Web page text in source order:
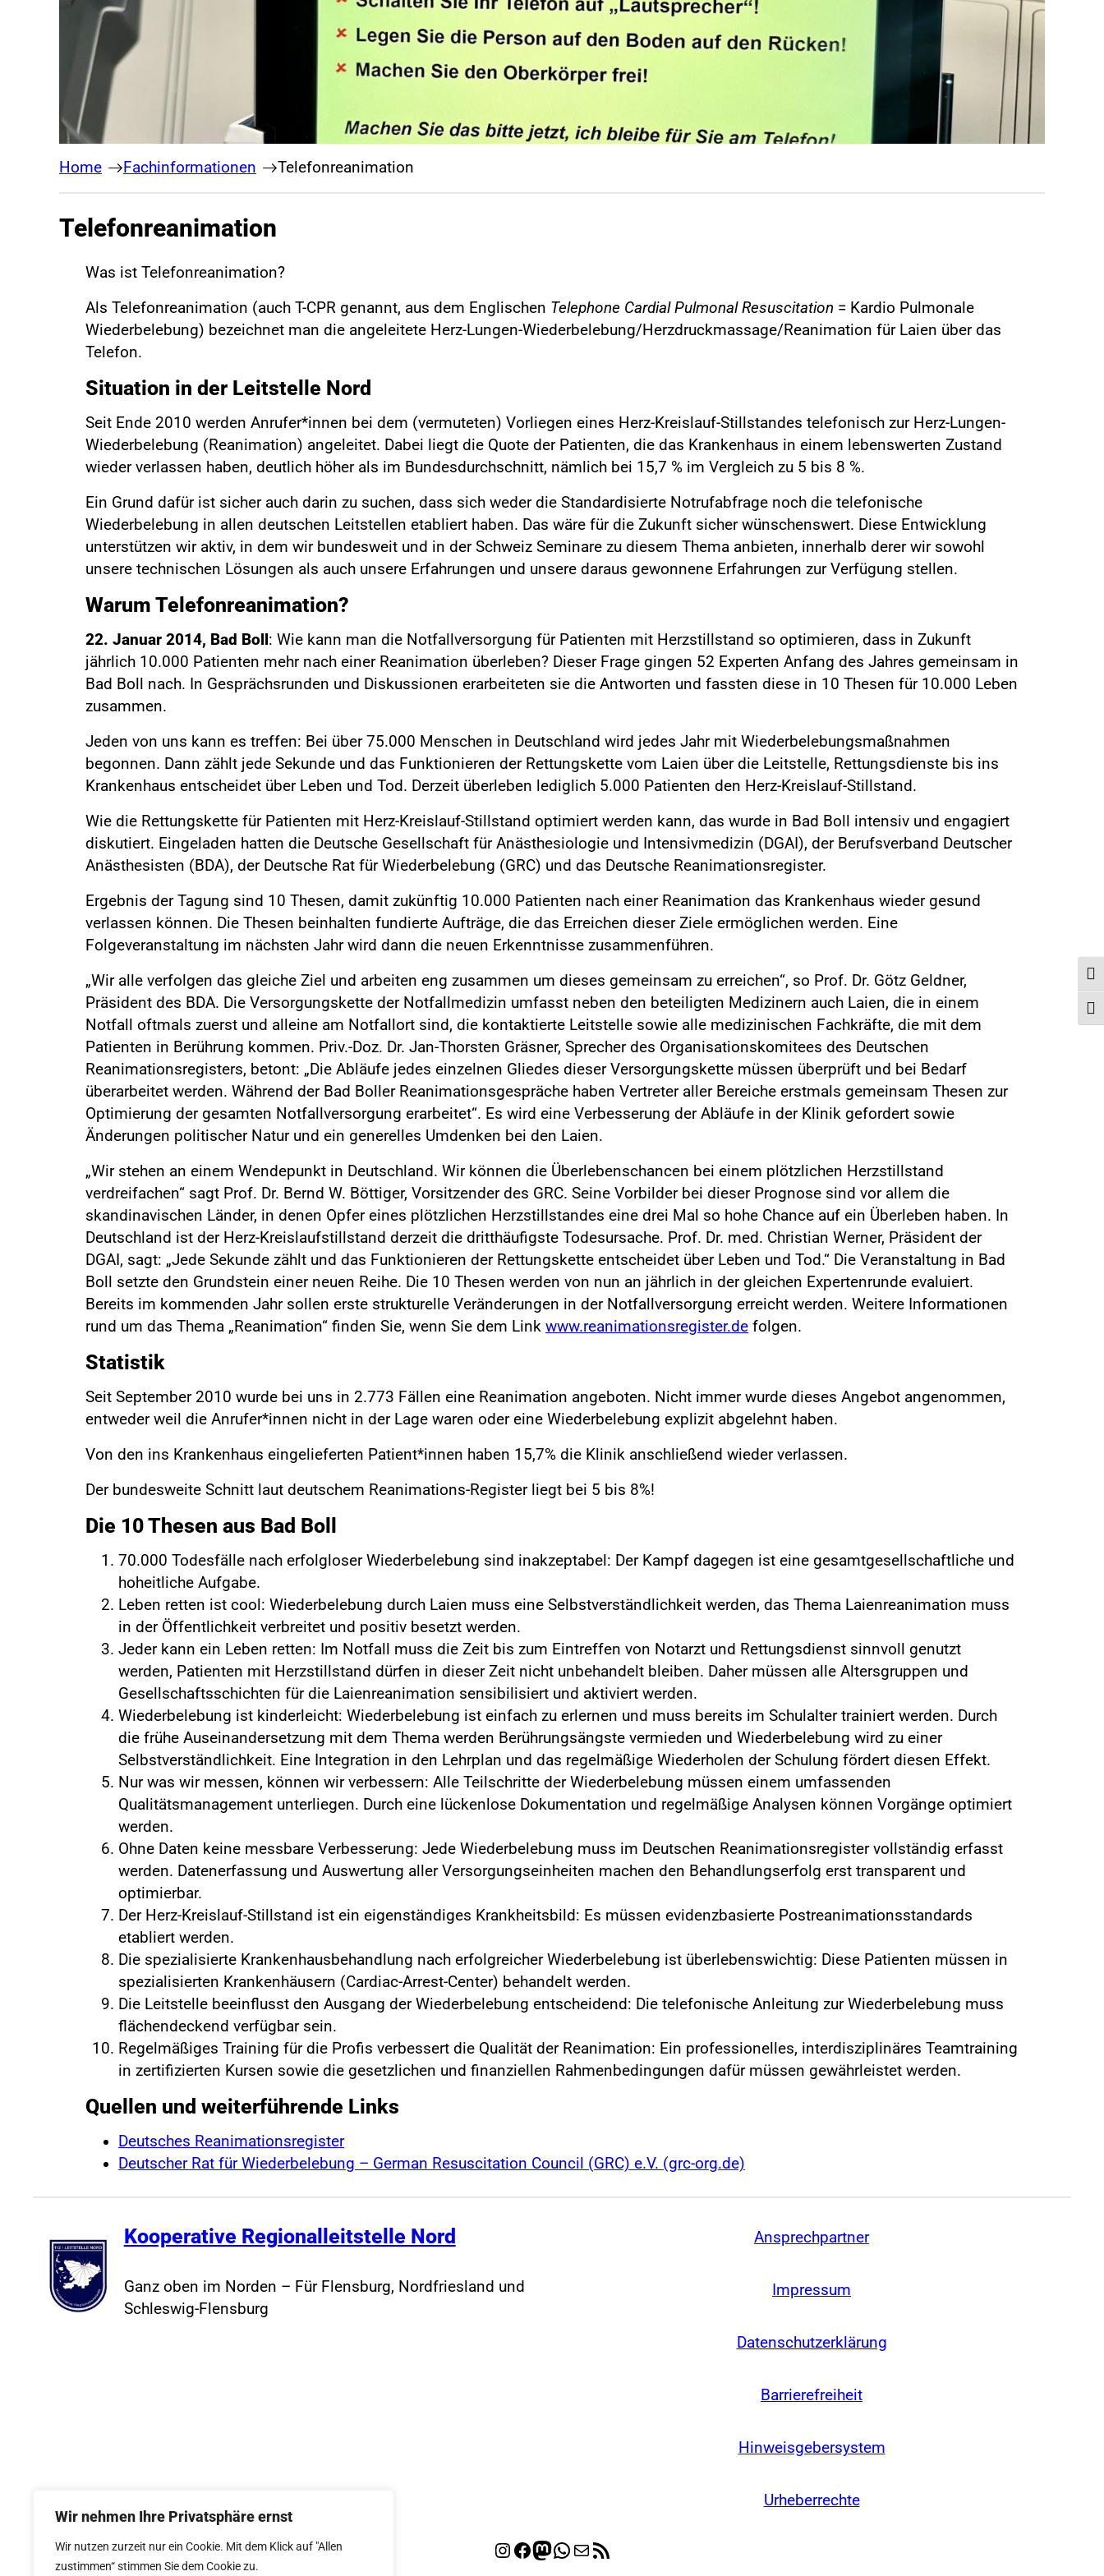
Wir nehmen Ihre Privatsphäre ernst
Wir nutzen zurzeit nur ein Cookie. Mit dem Klick auf "Allen
zustimmen“ stimmen Sie dem Cookie zu.
Home Fachinformationen Telefonreanimation
Telefonreanimation
Was ist Telefonreanimation?
Als Telefonreanimation (auch T-CPR genannt, aus dem Englischen Telephone Cardial Pulmonal Resuscitation = Kardio Pulmonale
Wiederbelebung) bezeichnet man die angeleitete Herz-Lungen-Wiederbelebung/Herzdruckmassage/Reanimation für Laien über das
Telefon.
Situation in der Leitstelle Nord
Seit Ende 2010 werden Anrufer*innen bei dem (vermuteten) Vorliegen eines Herz-Kreislauf-Stillstandes telefonisch zur Herz-Lungen-
Wiederbelebung (Reanimation) angeleitet. Dabei liegt die Quote der Patienten, die das Krankenhaus in einem lebenswerten Zustand
wieder verlassen haben, deutlich höher als im Bundesdurchschnitt, nämlich bei 15,7 % im Vergleich zu 5 bis 8 %.
Ein Grund dafür ist sicher auch darin zu suchen, dass sich weder die Standardisierte Notrufabfrage noch die telefonische
Wiederbelebung in allen deutschen Leitstellen etabliert haben. Das wäre für die Zukunft sicher wünschenswert. Diese Entwicklung
unterstützen wir aktiv, in dem wir bundesweit und in der Schweiz Seminare zu diesem Thema anbieten, innerhalb derer wir sowohl
unsere technischen Lösungen als auch unsere Erfahrungen und unsere daraus gewonnene Erfahrungen zur Verfügung stellen.
Warum Telefonreanimation?
22. Januar 2014, Bad Boll: Wie kann man die Notfallversorgung für Patienten mit Herzstillstand so optimieren, dass in Zukunft
jährlich 10.000 Patienten mehr nach einer Reanimation überleben? Dieser Frage gingen 52 Experten Anfang des Jahres gemeinsam in
Bad Boll nach. In Gesprächsrunden und Diskussionen erarbeiteten sie die Antworten und fassten diese in 10 Thesen für 10.000 Leben
zusammen.
Jeden von uns kann es treffen: Bei über 75.000 Menschen in Deutschland wird jedes Jahr mit Wiederbelebungsmaßnahmen
begonnen. Dann zählt jede Sekunde und das Funktionieren der Rettungskette vom Laien über die Leitstelle, Rettungsdienste bis ins
Krankenhaus entscheidet über Leben und Tod. Derzeit überleben lediglich 5.000 Patienten den Herz-Kreislauf-Stillstand.
Wie die Rettungskette für Patienten mit Herz-Kreislauf-Stillstand optimiert werden kann, das wurde in Bad Boll intensiv und engagiert
diskutiert. Eingeladen hatten die Deutsche Gesellschaft für Anästhesiologie und Intensivmedizin (DGAI), der Berufsverband Deutscher
Anästhesisten (BDA), der Deutsche Rat für Wiederbelebung (GRC) und das Deutsche Reanimationsregister.
Ergebnis der Tagung sind 10 Thesen, damit zukünftig 10.000 Patienten nach einer Reanimation das Krankenhaus wieder gesund
verlassen können. Die Thesen beinhalten fundierte Aufträge, die das Erreichen dieser Ziele ermöglichen werden. Eine
Folgeveranstaltung im nächsten Jahr wird dann die neuen Erkenntnisse zusammenführen.
„Wir alle verfolgen das gleiche Ziel und arbeiten eng zusammen um dieses gemeinsam zu erreichen“, so Prof. Dr. Götz Geldner,
Präsident des BDA. Die Versorgungskette der Notfallmedizin umfasst neben den beteiligten Medizinern auch Laien, die in einem
Notfall oftmals zuerst und alleine am Notfallort sind, die kontaktierte Leitstelle sowie alle medizinischen Fachkräfte, die mit dem
Patienten in Berührung kommen. Priv.-Doz. Dr. Jan-Thorsten Gräsner, Sprecher des Organisationskomitees des Deutschen
Reanimationsregisters, betont: „Die Abläufe jedes einzelnen Gliedes dieser Versorgungskette müssen überprüft und bei Bedarf
überarbeitet werden. Während der Bad Boller Reanimationsgespräche haben Vertreter aller Bereiche erstmals gemeinsam Thesen zur
Optimierung der gesamten Notfallversorgung erarbeitet“. Es wird eine Verbesserung der Abläufe in der Klinik gefordert sowie
Änderungen politischer Natur und ein generelles Umdenken bei den Laien.
„Wir stehen an einem Wendepunkt in Deutschland. Wir können die Überlebenschancen bei einem plötzlichen Herzstillstand
verdreifachen“ sagt Prof. Dr. Bernd W. Böttiger, Vorsitzender des GRC. Seine Vorbilder bei dieser Prognose sind vor allem die
skandinavischen Länder, in denen Opfer eines plötzlichen Herzstillstandes eine drei Mal so hohe Chance auf ein Überleben haben. In
Deutschland ist der Herz-Kreislaufstillstand derzeit die dritthäufigste Todesursache. Prof. Dr. med. Christian Werner, Präsident der
DGAI, sagt: „Jede Sekunde zählt und das Funktionieren der Rettungskette entscheidet über Leben und Tod.“ Die Veranstaltung in Bad
Boll setzte den Grundstein einer neuen Reihe. Die 10 Thesen werden von nun an jährlich in der gleichen Expertenrunde evaluiert.
Bereits im kommenden Jahr sollen erste strukturelle Veränderungen in der Notfallversorgung erreicht werden. Weitere Informationen
rund um das Thema „Reanimation“ finden Sie, wenn Sie dem Link www.reanimationsregister.de folgen.
Statistik
Seit September 2010 wurde bei uns in 2.773 Fällen eine Reanimation angeboten. Nicht immer wurde dieses Angebot angenommen,
entweder weil die Anrufer*innen nicht in der Lage waren oder eine Wiederbelebung explizit abgelehnt haben.
Von den ins Krankenhaus eingelieferten Patient*innen haben 15,7% die Klinik anschließend wieder verlassen.
Der bundesweite Schnitt laut deutschem Reanimations-Register liegt bei 5 bis 8%!
Die 10 Thesen aus Bad Boll
70.000 Todesfälle nach erfolgloser Wiederbelebung sind inakzeptabel: Der Kampf dagegen ist eine gesamtgesellschaftliche und
hoheitliche Aufgabe.
Leben retten ist cool: Wiederbelebung durch Laien muss eine Selbstverständlichkeit werden, das Thema Laienreanimation muss
in der Öffentlichkeit verbreitet und positiv besetzt werden.
Jeder kann ein Leben retten: Im Notfall muss die Zeit bis zum Eintreffen von Notarzt und Rettungsdienst sinnvoll genutzt
werden, Patienten mit Herzstillstand dürfen in dieser Zeit nicht unbehandelt bleiben. Daher müssen alle Altersgruppen und
Gesellschaftsschichten für die Laienreanimation sensibilisiert und aktiviert werden.
Wiederbelebung ist kinderleicht: Wiederbelebung ist einfach zu erlernen und muss bereits im Schulalter trainiert werden. Durch
die frühe Auseinandersetzung mit dem Thema werden Berührungsängste vermieden und Wiederbelebung wird zu einer
Selbstverständlichkeit. Eine Integration in den Lehrplan und das regelmäßige Wiederholen der Schulung fördert diesen Effekt.
Nur was wir messen, können wir verbessern: Alle Teilschritte der Wiederbelebung müssen einem umfassenden
Qualitätsmanagement unterliegen. Durch eine lückenlose Dokumentation und regelmäßige Analysen können Vorgänge optimiert
werden.
Ohne Daten keine messbare Verbesserung: Jede Wiederbelebung muss im Deutschen Reanimationsregister vollständig erfasst
werden. Datenerfassung und Auswertung aller Versorgungseinheiten machen den Behandlungserfolg erst transparent und
optimierbar.
Der Herz-Kreislauf-Stillstand ist ein eigenständiges Krankheitsbild: Es müssen evidenzbasierte Postreanimationsstandards
etabliert werden.
Die spezialisierte Krankenhausbehandlung nach erfolgreicher Wiederbelebung ist überlebenswichtig: Diese Patienten müssen in
spezialisierten Krankenhäusern (Cardiac-Arrest-Center) behandelt werden.
Die Leitstelle beeinflusst den Ausgang der Wiederbelebung entscheidend: Die telefonische Anleitung zur Wiederbelebung muss
flächendeckend verfügbar sein.
Regelmäßiges Training für die Profis verbessert die Qualität der Reanimation: Ein professionelles, interdisziplinäres Teamtraining
in zertifizierten Kursen sowie die gesetzlichen und finanziellen Rahmenbedingungen dafür müssen gewährleistet werden.
Quellen und weiterführende Links
Deutsches Reanimationsregister
Deutscher Rat für Wiederbelebung – German Resuscitation Council (GRC) e.V. (grc-org.de)
Kooperative Regionalleitstelle Nord
Ganz oben im Norden – Für Flensburg, Nordfriesland und
Schleswig-Flensburg
Ansprechpartner
Impressum
Datenschutzerklärung
Barrierefreiheit
Hinweisgebersystem
Urheberrechte
Instagram
Facebook
Mastodon
WhatsApp
E-MailRSS-Feed